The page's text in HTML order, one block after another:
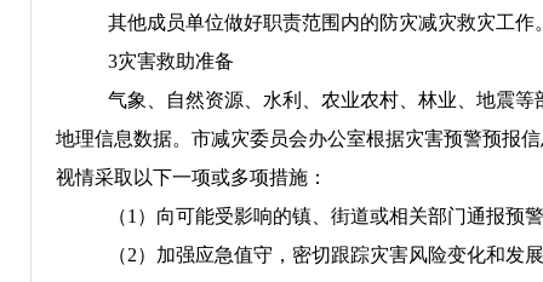
其他成员单位做好职责范围内的防灾减灾救灾工作
3灾害救助准备
气象、自然资源、水利、农业农村、林业、地震
地理信息数据。市减灾委员会办公室根据灾害预警预报
视情采取以下一项或多项措施：
（1 ）向可能受影响的镇、街道或相关部门通报预
（2）加强应急值守，密切跟踪灾害风险变化和发